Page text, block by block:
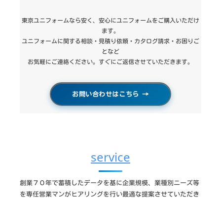
東京ユニフォームなら安く、安心にユニフォームをご購入いただけ
ます。
ユニフォームに関する相談・見積り依頼・カタログ請求・お困りご
となど
お気軽にご連絡ください。すぐにご返信させていただきます。
お問い合わせはこちら →
service
創業７０年で蓄積したデータを基に企業規模、業種別ニーズ等
を専任営業マンがヒアリングを行い最適な提案させていただき